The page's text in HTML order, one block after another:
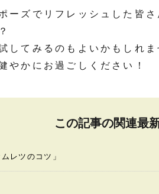
ーズでリフレッシュした皆さ
してみるのもよいかもしれま
やかにお過ごしください！
この記事の関連最
レツのコツ」